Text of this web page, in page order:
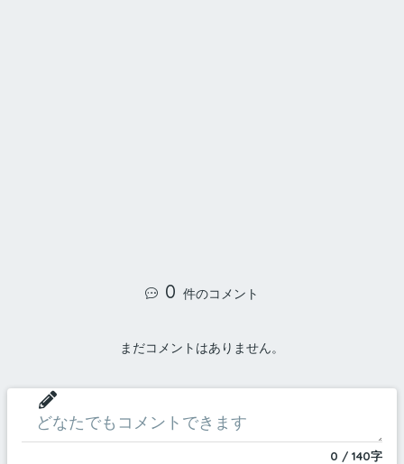
0 件のコメント
まだコメントはありません。
0 / 140字